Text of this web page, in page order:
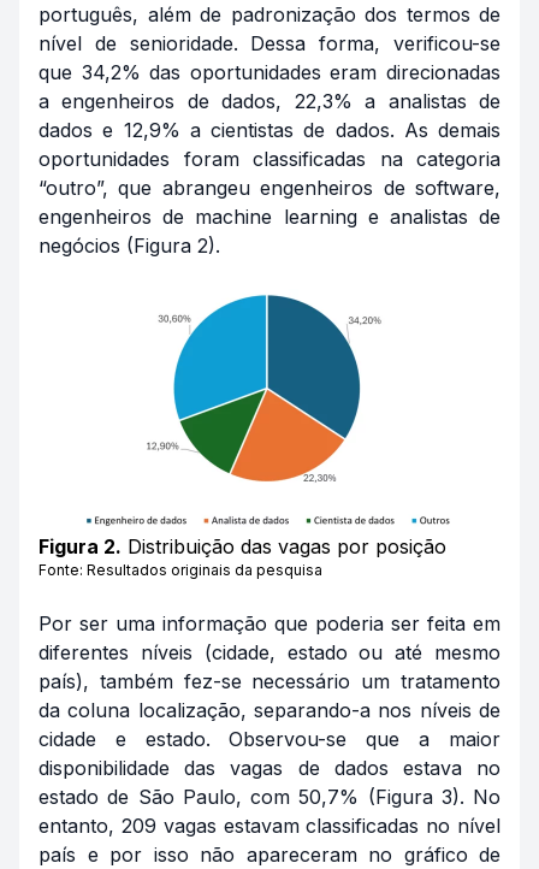
português, além de padronização dos termos de
nível de senioridade. Dessa forma, verificou-se
que 34,2% das oportunidades eram direcionadas
a engenheiros de dados, 22,3% a analistas de
dados e 12,9% a cientistas de dados. As demais
oportunidades foram classificadas na categoria
“outro”, que abrangeu engenheiros de software,
engenheiros de machine learninge analistas de
negócios (Figura 2).
Figura 2. Distribuição das vagas por posição
Fonte: Resultados originais da pesquisa
Por ser uma informação que poderia ser feita em
diferentes níveis (cidade, estado ou até mesmo
país), também fez-se necessário um tratamento
da coluna localização, separando-a nos níveis de
cidade e estado. Observou-se que a maior
disponibilidade das vagas de dados estava no
estado de São Paulo, com 50,7% (Figura 3). No
entanto, 209 vagas estavam classificadas no nível
país e por isso não apareceram no gráfico de